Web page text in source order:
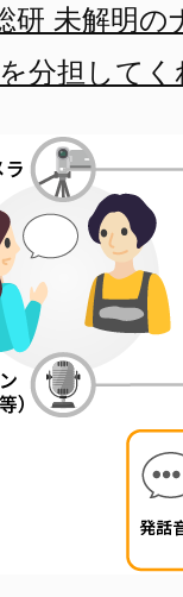
研 未解明
を分担して